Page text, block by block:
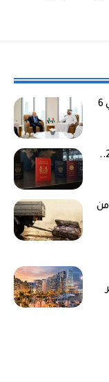
الإمارات وسوريا تبحثان فرصاً استثمارية في 6
أقوى وأضعف جوازات السفر في العالم 2026..
من